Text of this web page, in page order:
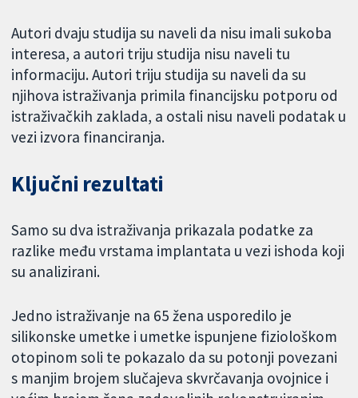
Autori dvaju studija su naveli da nisu imali sukoba
interesa, a autori triju studija nisu naveli tu
informaciju. Autori triju studija su naveli da su
njihova istraživanja primila financijsku potporu od
istraživačkih zaklada, a ostali nisu naveli podatak u
vezi izvora financiranja.
Ključni rezultati
Samo su dva istraživanja prikazala podatke za
razlike među vrstama implantata u vezi ishoda koji
su analizirani.
Jedno istraživanje na 65 žena usporedilo je
silikonske umetke i umetke ispunjene fiziološkom
otopinom soli te pokazalo da su potonji povezani
s manjim brojem slučajeva skvrčavanja ovojnice i